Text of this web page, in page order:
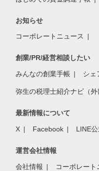
お知らせ
コーポレートニュース
創業/PR/経営相談したい
みんなの創業手帳 シェ
弥生の税理士紹介ナビ（外
最新情報について
X Facebook LINE
運営会社情報
会社情報 コーポレート